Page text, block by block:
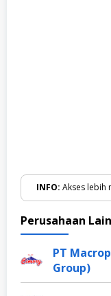
INFO: Akses lebih
Perusahaan
PT
Group)